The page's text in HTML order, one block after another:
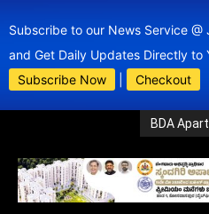
Subscribe to our News Service
and Get Daily Updates Directly
Subscribe Now
Checkout
BDA